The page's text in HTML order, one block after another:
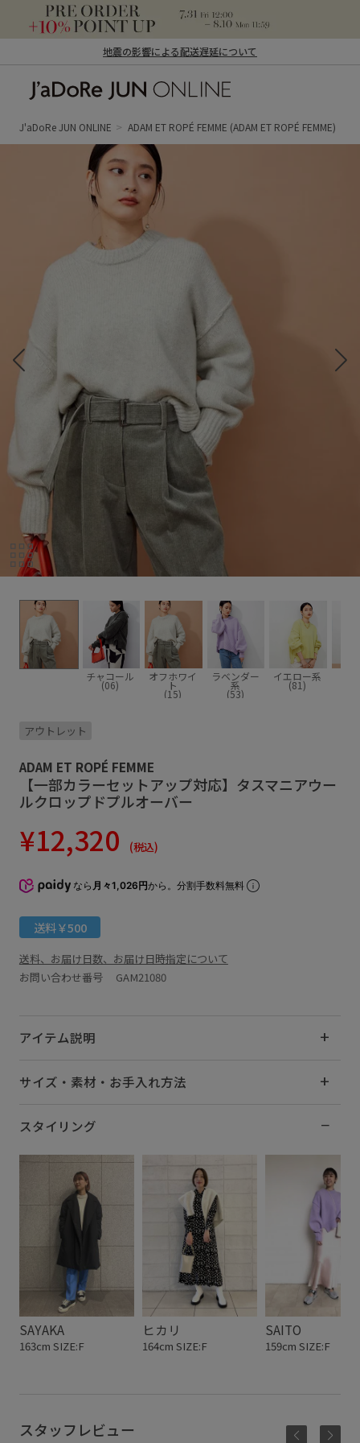
地震の影響による配送遅延について
ン オンライン）
J'aDoRe JUN ONLINE ADAM ET ROPÉ FEMME (ADAM ET ROPÉ FEMME)
チャコール
(06)
オフホワイ
ト
(15)
ラベンダー
系
(53)
イエロー系
(81)
アウトレット
ADAM ET ROPÉ FEMME
【一部カラーセットアップ対応】タスマニアウー
ルクロップドプルオーバー
¥12,320 (税込)
なら 月々1,026円から。分割手数料無料
送料￥500
送料、お届け日数、お届け日時指定について
お問い合わせ番号 GAM21080
アイテム説明
サイズ・素材・お手入れ方法
スタイリング
SAYAKA
163cm SIZE:F
ヒカリ
164cm SIZE:F
SAITO
159cm SIZE:F
スタッフレビュー